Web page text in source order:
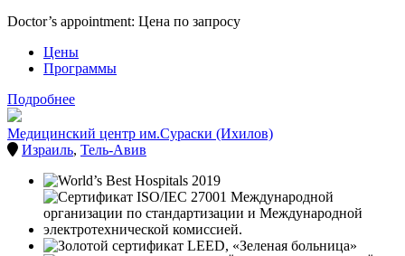
Doctor’s appointment: Цена по запросу
Цены
Программы
Подробнее
Медицинский центр им.Сураски (Ихилов)
Израиль, Тель-Авив